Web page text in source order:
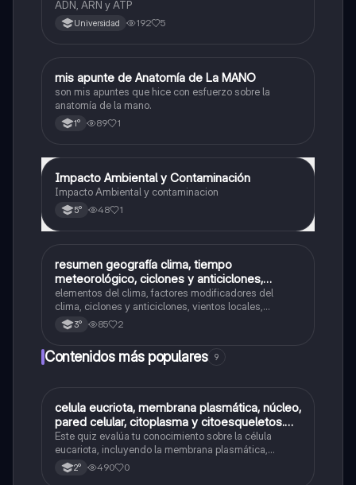
ADN, ARN y ATP
Universidad 192 5
Ciencias Naturales
mis apunte de Anatomía de La MANO
son mis apuntes que hice con esfuerzo sobre la
anatomía de la mano.
1° 89 1
Ciencias Naturales
Impacto Ambiental y Contaminación
Impacto Ambiental y contaminacion
5° 48 1
Biología
resumen geografía clima, tiempo
meteorológico, ciclones y anticiclones,
vientos locales
elementos del clima, factores modificadores del
clima, ciclones y anticiclones, vientos locales,
diagonal árida, fenómenos meteorológicos,
meteorología,climatología,servicio meteorologico
pacífico
3° 85 2
Contenidos más populares 9
CBiología
celula eucriota, membrana plasmática, núcleo,
pared celular, citoplasma y citoesqueletos.
nombre se las partes de la celula eucariota
Este quiz evalúa tu conocimiento sobre la célula
eucariota, incluyendo la membrana plasmática,
núcleo, pared celular, citoplasma y citoesqueleto.
2° 490 0